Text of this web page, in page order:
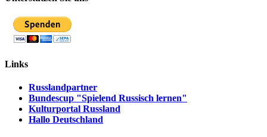
Links
Russlandpartner
Bundescup "Spielend Russisch lernen"
Kulturportal Russland
Hallo Deutschland